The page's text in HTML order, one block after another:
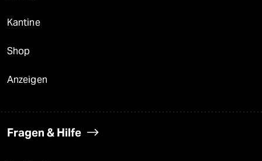
Kantine
Shop
Anzeigen
Fragen & Hilfe